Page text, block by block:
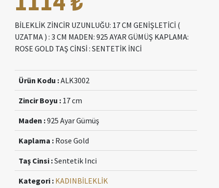
BİLEKLİK ZİNCİR UZUNLUĞU: 17 CM GENİŞLETİCİ (
UZATMA ) : 3 CM MADEN: 925 AYAR GÜMÜŞ KAPLAMA:
ROSE GOLD TAŞ CİNSİ : SENTETİK İNCİ
Ürün Kodu :ALK3002
Zincir Boyu : 17 cm
Maden :925 Ayar Gümüş
Kaplama : Rose Gold
Taş Cinsi :Sentetik Inci
Kategori : KADINBİLEKLİK